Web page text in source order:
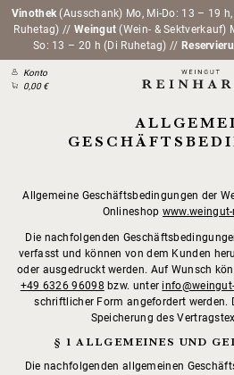
Vinothek(Ausschank) Mo, Mi-Do: 13 – 19
Ruhetag) // Weingut (Wein- & Sektverkauf)
So: 13 – 20 h (Di Ruhetag) //
Konto
0,00 €
Allgemeine Geschäftsbedingungen der
Onlineshop
Die nachfolgenden
verfasst und können von dem Kunden
oder ausgedruckt werden. Auf Wunsch
+49 6326 96098 bzw. unter
schriftlicher Form angefordert werden.
Speicherung des
§ 1 ALLGEMEINES UND
Die nachfolgenden allgemeinen